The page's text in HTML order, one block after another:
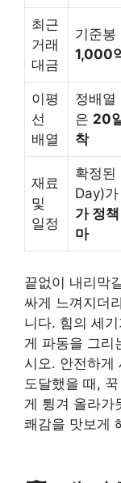
최근
거래
대금
기준봉
1,000
이평
선
배열
정배열
은 20
착
재료
및
일정
확정된
Day)
가 정
마
끝없이 내리막
싸게 느껴지더
니다. 힘의 세
게 파동을 그리
시오. 안전하게
도달했을 때,
게 튕겨 올라가
쾌감을 맛보게